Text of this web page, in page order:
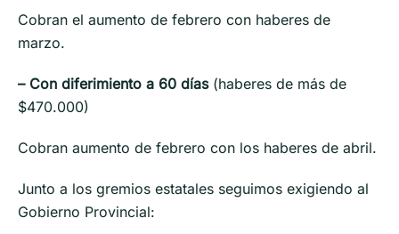
Cobran el aumento de febrero con haberes de
marzo.
– Con diferimiento a 60 días(haberes de más de
$470.000)
Cobran aumento de febrero con los haberes de abril.
Junto a los gremios estatales seguimos exigiendo al
Gobierno Provincial: